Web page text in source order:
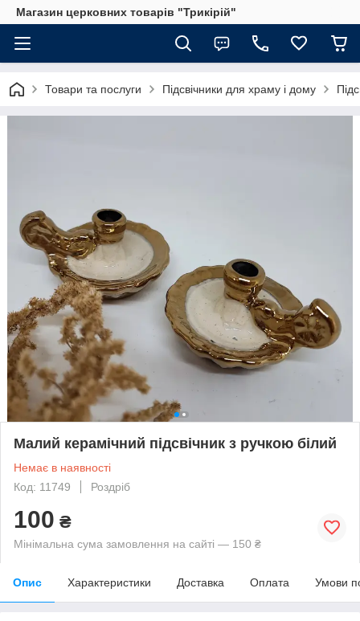
Магазин церковних товарів "Трикірій"
Товари та послуги Підсвічники для храму і дому
Малий керамічний підсвічник з ручкою білий
Немає в наявності
Код: 11749
Роздріб
100 ₴
Мінімальна сума замовлення на сайті — 150 ₴
Опис Характеристики Доставка Оплата Умови